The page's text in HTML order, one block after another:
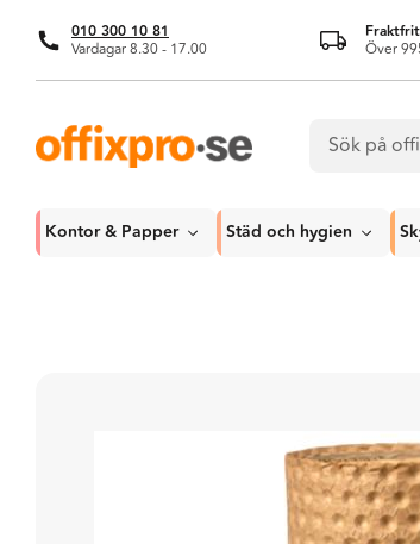
010 300 10 81
Vardagar 8.30 - 17.00 Över
Kontor & Papper Städ och hygien